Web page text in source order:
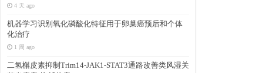
4 天 ago
机器学习识别氧化磷酸化特征用于卵巢癌预后和个体
化治疗
1 周 ago
二氢槲皮素抑制Trim14-JAK1-STAT3通路改善类风湿关